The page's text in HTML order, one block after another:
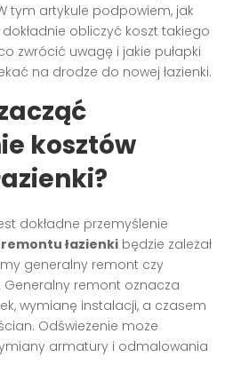
tym artykule podpowiem, jak
obliczyć koszt takiego
zwrócić uwagę i jakie pułapki
na drodze do nowej łazienki.
kosztów
dokładne przemyślenie
łazienki będzie zależał
generalny remont czy
Generalny remont oznacza
wymianę instalacji, a czasem
Odświeżenie może
armatury i odmalowania